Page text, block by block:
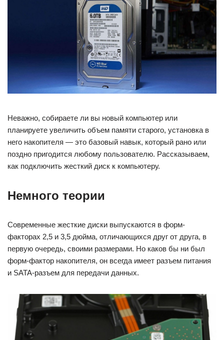
Неважно, собираете ли вы новый компьютер или
планируете увеличить объем памяти старого, установка в
него накопителя — это базовый навык, который рано или
поздно пригодится любому пользователю. Рассказываем,
как подключить жесткий диск к компьютеру.
Немного теории
Современные жесткие диски выпускаются в форм-
факторах 2,5 и 3,5 дюйма, отличающихся друг от друга, в
первую очередь, своими размерами. Но каков бы ни был
форм-фактор накопителя, он всегда имеет разъем питания
и SATA-разъем для передачи данных.